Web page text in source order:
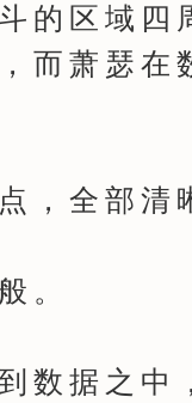
区域四
而萧瑟在
全部清
。
据之中